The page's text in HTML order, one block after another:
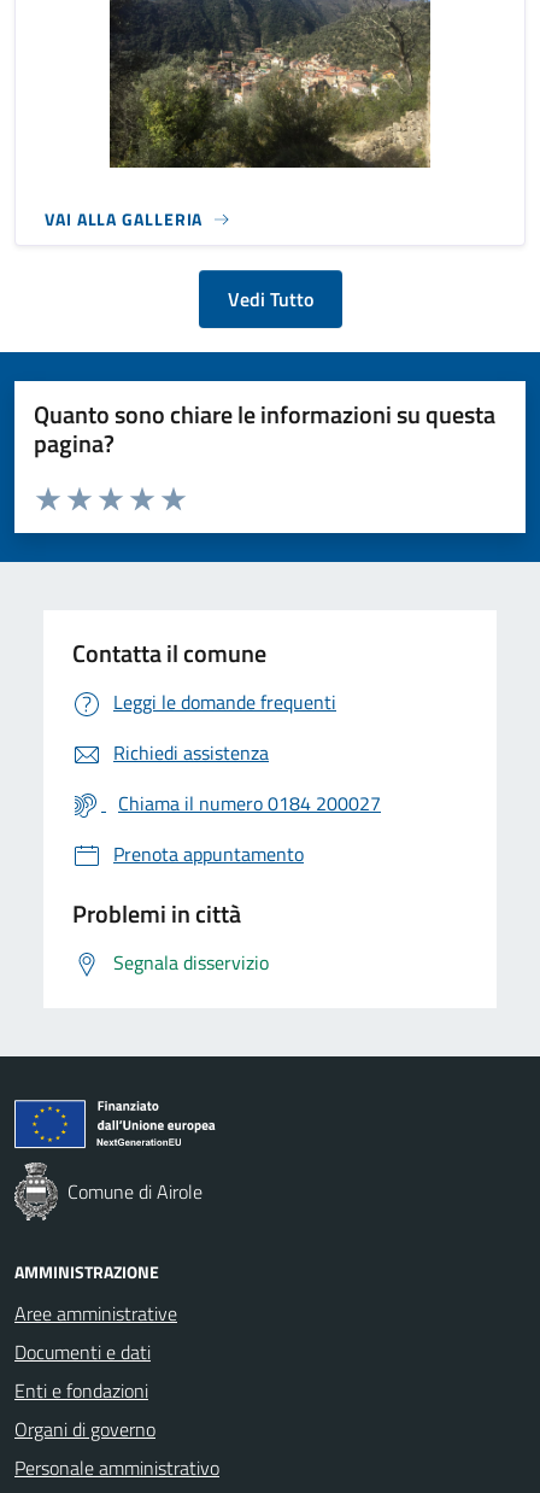
VAI ALLA GALLERIA
Vedi Tutto
Quanto sono chiare le informazioni su questa
pagina?
Valuta da 1 a 5 stelle la pagina
Valuta 5 stelle su 5
Valuta 4 stelle su 5
Valuta 3 stelle su 5
Valuta 2 stelle su 5
Valuta 1 stelle su 5
Contatta il comune
Leggi le domande frequenti
Richiedi assistenza
Chiama il numero 0184 200027
Prenota appuntamento
Problemi in città
Segnala disservizio
Comune di Airole
AMMINISTRAZIONE
Aree amministrative
Documenti e dati
Enti e fondazioni
Organi di governo
Personale amministrativo